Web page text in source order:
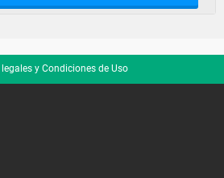
y Condiciones de Uso